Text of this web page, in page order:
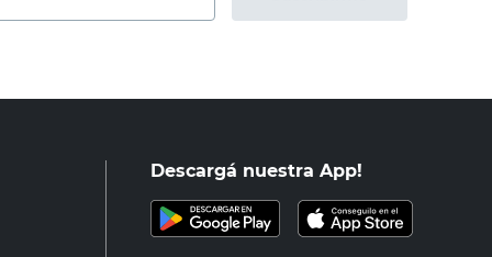
Descargá nuestra App!